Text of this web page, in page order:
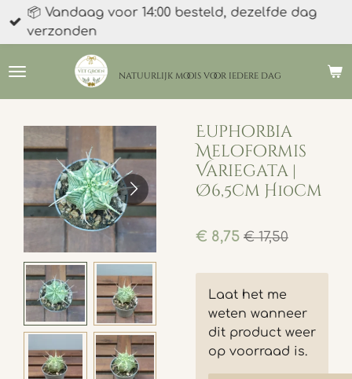
Ga
direct
de
natuurlijk moois voor iedere dag
📦 Vandaag voor 14:00 besteld, dezelfde dag
verzonden
Euphorbia
Meloformis
Variegata |
Ø6,5cm H10cm
€ 8,75 € 17,50
Laat het me
weten wanneer
dit product weer
op voorraad is.